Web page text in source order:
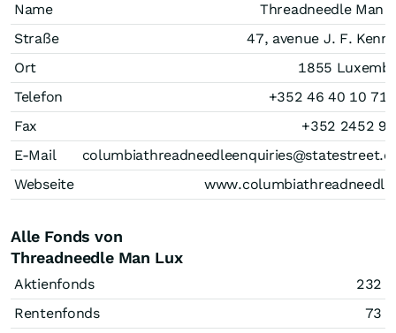
Name
Threadneedle Man
Straße
47, avenue J. F.
Ort
1855
Telefon
+352 46 40 10
Fax
+352 2452
E-Mail
Webseite
Alle Fonds von
Threadneedle Man Lux
Aktienfonds
232
Rentenfonds
73